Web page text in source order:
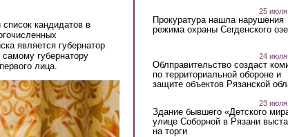
кандидатов в
является губернатор
губернатору
лица.
25
Прокуратура нашла нарушения
режима охраны Сегденского
24
Облправительство создаст
по территориальной обороне и
защите объектов Рязанской
23 июля
Здание бывшего «Детского
улице Соборной в Рязани
на торги